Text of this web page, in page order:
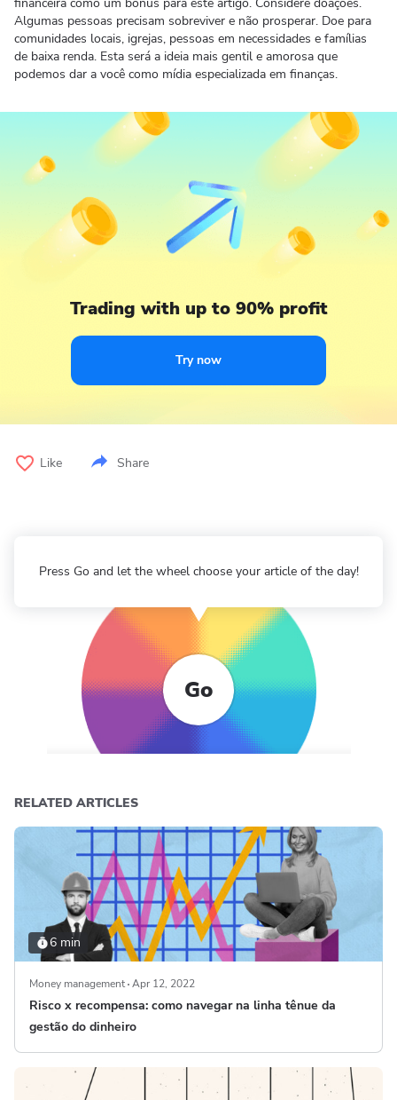
Algumas pessoas precisam sobreviver e não prosperar. Doe para
comunidades locais, igrejas, pessoas em necessidades e famílias
de baixa renda. Esta será a ideia mais gentil e amorosa que
podemos dar a você como mídia especializada em finanças.
Trading with up to 90% profit
Try now
Like Share
Go
Press Go and let the wheel choose your article of the day!
RELATED ARTICLES
6 min
Money management Apr 12, 2022
Risco x recompensa: como navegar na linha tênue da
gestão do dinheiro